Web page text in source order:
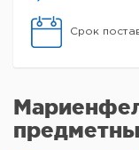
Срок